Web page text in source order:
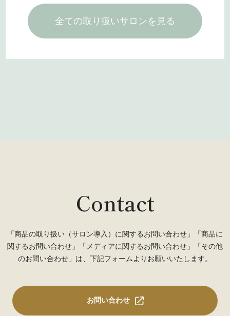
全ての取り扱いサロンを見る
Contact
「商品の取り扱い（サロン導入）に関するお問い合わせ」「商品に
関するお問い合わせ」「メディアに関するお問い合わせ」「その他
のお問い合わせ」は、下記フォームよりお願いいたします。
お問い合わせ